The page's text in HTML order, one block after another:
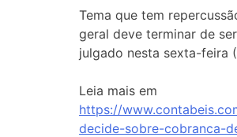
Tema que tem
geral deve terminar de ser
julgado nesta sexta-feira
Leia mais em
https://
decide-sobre-cobranca-